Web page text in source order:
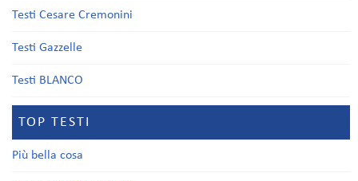
Testi Cesare Cremonini
Testi Gazzelle
Testi BLANCO
TOP TESTI
Più bella cosa